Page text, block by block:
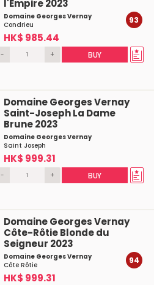
l'Empire 2023
Domaine Georges Vernay
Condrieu
HK$ 985.44
93
- + BUY
Domaine Georges Vernay
Saint-Joseph La Dame
Brune 2023
Domaine Georges Vernay
Saint Joseph
HK$ 999.31
- + BUY
Domaine Georges Vernay
Côte-Rôtie Blonde du
Seigneur 2023
Domaine Georges Vernay
Côte Rôtie
HK$ 999.31
94